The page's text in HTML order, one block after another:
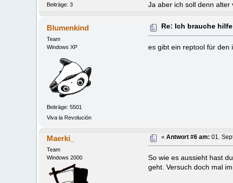
Beiträge: 3
Ja aber ich soll denn alter
Blumenkind
Team
Windows XP
Beiträge: 5501
Viva la Revolución
Re: Ich brauche
es gibt ein reptool für den
Maerki_
Team
Windows 2000
«Antwort #6 am: 01.
So wie es aussieht hast
geht. Versuch doch mal